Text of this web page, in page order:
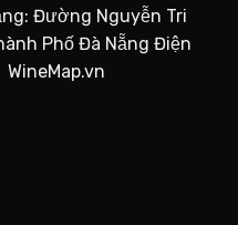
Đường Nguyễn Tri
Phố Đà Nẵng Điện